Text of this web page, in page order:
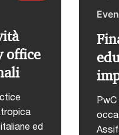
office
ed